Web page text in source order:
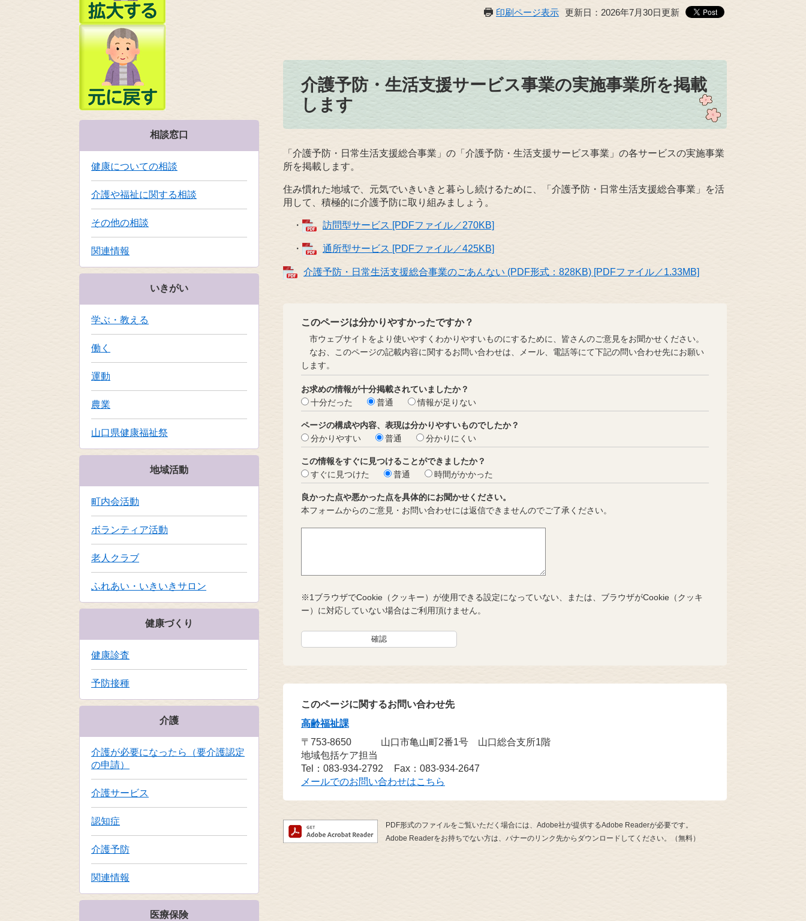
印刷ページ表示 更新日：2026年7月30日更新
介護予防・生活支援サービス事業の実施事業所を掲載
します
「介護予防・日常生活支援総合事業」の「介護予防・生活支援サービス事業」の各サービスの実施事業
所を掲載します。
住み慣れた地域で、元気でいきいきと暮らし続けるために、「介護予防・日常生活支援総合事業」を活
用して、積極的に介護予防に取り組みましょう。
・ 訪問型サービス [PDFファイル／270KB]
・ 通所型サービス [PDFファイル／425KB]
介護予防・日常生活支援総合事業のごあんない (PDF形式：828KB) [PDFファイル／1.33MB]
このページは分かりやすかったですか？
市ウェブサイトをより使いやすくわかりやすいものにするために、皆さんのご意見をお聞かせください。
なお、このページの記載内容に関するお問い合わせは、メール、電話等にて下記の問い合わせ先にお願い
します。
お求めの情報が十分掲載されていましたか？
十分だった
普通 情報が足りない
ページの構成や内容、表現は分かりやすいものでしたか？
分かりやすい
普通 分かりにくい
この情報をすぐに見つけることができましたか？
すぐに見つけた
普通 時間がかかった
良かった点や悪かった点を具体的にお聞かせください。
本フォームからのご意見・お問い合わせには返信できませんのでご了承ください。
※1ブラウザでCookie（クッキー）が使用できる設定になっていない、または、ブラウザがCookie（クッキ
ー）に対応していない場合はご利用頂けません。
このページに関するお問い合わせ先
高齢福祉課
〒753-8650
山口市亀山町2番1号 山口総合支所1階
地域包括ケア担当
Tel：083-934-2792
Fax：083-934-2647
メールでのお問い合わせはこちら
PDF形式のファイルをご覧いただく場合には、Adobe社が提供するAdobe Readerが必要です。
Adobe Readerをお持ちでない方は、バナーのリンク先からダウンロードしてください。（無料）
相談窓口
健康についての相談
介護や福祉に関する相談
その他の相談
関連情報
いきがい
学ぶ・教える
働く
運動
農業
山口県健康福祉祭
地域活動
町内会活動
ボランティア活動
老人クラブ
ふれあい・いきいきサロン
健康づくり
健康診査
予防接種
介護
介護が必要になったら（要介護認定
の申請）
介護サービス
認知症
介護予防
関連情報
医療保険